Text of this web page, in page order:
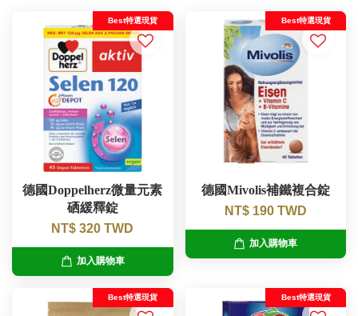
Best特選現貨
德國Doppelherz微量元素
硒緩釋錠
NT$ 320 TWD
加入購物車
Best特選現貨
德國Mivolis補鐵複合錠
NT$ 190 TWD
加入購物車
Best特選現貨 Best特選現貨